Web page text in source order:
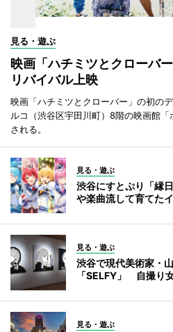
見る・遊ぶ
映画「ハチミツとクローバ
リバイバル上映
映画「ハチミツとクローバー」の初の
ルコ（渋谷区宇田川町）8階の映画館
される。
見る・遊ぶ
渋谷にすとぷり「縁
や楽曲流して育てた
見る・遊ぶ
渋谷で現代美術家・
「SELFY」 自撮り
見る・遊ぶ